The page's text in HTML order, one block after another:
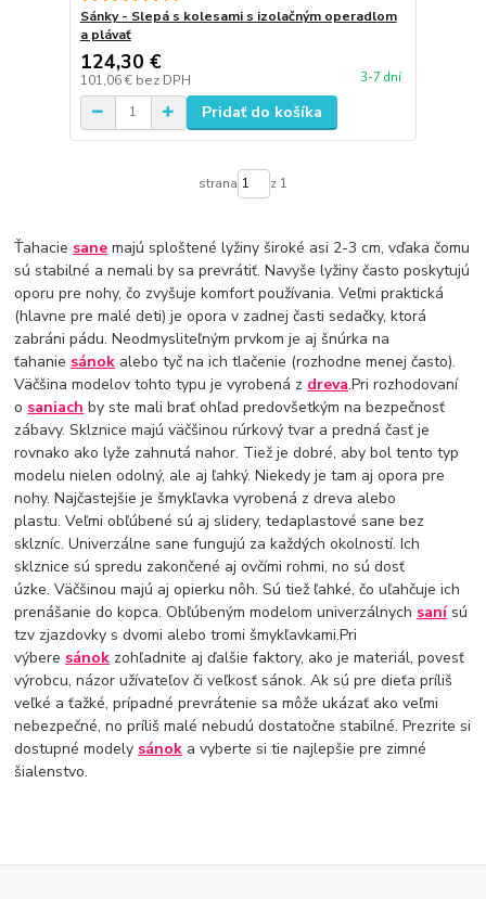
Sánky - Slepá s kolesami s izolačným operadlom
a plávať
124,30 €
101,06 € bez DPH 3-7 dní
Pridať do košíka
strana z 1
Ťahacie sane majú sploštené lyžiny široké asi 2-3 cm, vďaka čomu
sú stabilné a nemali by sa prevrátiť. Navyše lyžiny často poskytujú
oporu pre nohy, čo zvyšuje komfort používania. Veľmi praktická
(hlavne pre malé deti) je opora v zadnej časti sedačky, ktorá
zabráni pádu. Neodmysliteľným prvkom je aj šnúrka na
ťahanie sánok alebo tyč na ich tlačenie (rozhodne menej často).
Väčšina modelov tohto typu je vyrobená z dreva.Pri rozhodovaní
o saniach by ste mali brať ohľad predovšetkým na bezpečnosť
zábavy. Sklznice majú väčšinou rúrkový tvar a predná časť je
rovnako ako lyže zahnutá nahor. Tiež je dobré, aby bol tento typ
modelu nielen odolný, ale aj ľahký. Niekedy je tam aj opora pre
nohy. Najčastejšie je šmykľavka vyrobená z dreva alebo
plastu. Veľmi obľúbené sú aj slidery, tedaplastové sane bez
sklzníc. Univerzálne sane fungujú za každých okolností. Ich
sklznice sú spredu zakončené aj ovčími rohmi, no sú dosť
úzke. Väčšinou majú aj opierku nôh. Sú tiež ľahké, čo uľahčuje ich
prenášanie do kopca. Obľúbeným modelom univerzálnych sanísú
tzv zjazdovky s dvomi alebo tromi šmykľavkami.Pri
výbere sánok zohľadnite aj ďalšie faktory, ako je materiál, povesť
výrobcu, názor užívateľov či veľkosť sánok. Ak sú pre dieťa príliš
veľké a ťažké, prípadné prevrátenie sa môže ukázať ako veľmi
nebezpečné, no príliš malé nebudú dostatočne stabilné. Prezrite si
dostupné modely sánok a vyberte si tie najlepšie pre zimné
šialenstvo.